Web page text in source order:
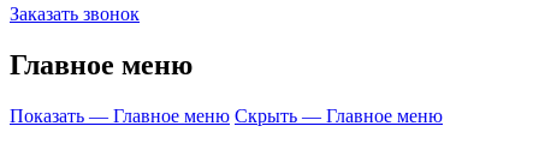
Заказать звонок
Главное меню
Показать — Главное меню Скрыть — Главное меню